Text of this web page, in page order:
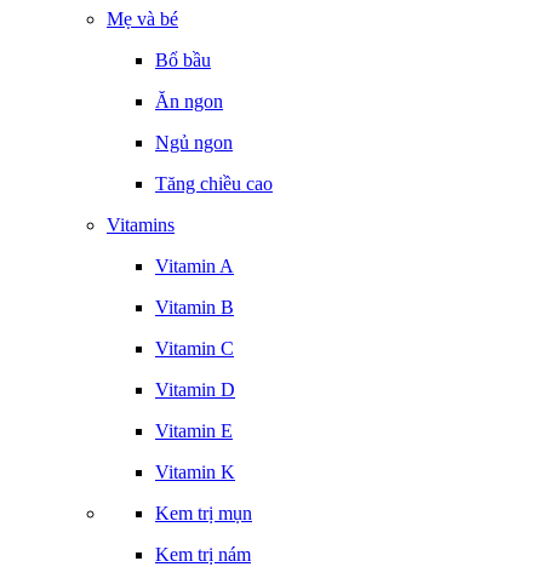
Mẹ và bé
Bổ bầu
Ăn ngon
Ngủ ngon
Tăng chiều cao
Vitamins
Vitamin A
Vitamin B
Vitamin C
Vitamin D
Vitamin E
Vitamin K
Kem trị mụn
Kem trị nám